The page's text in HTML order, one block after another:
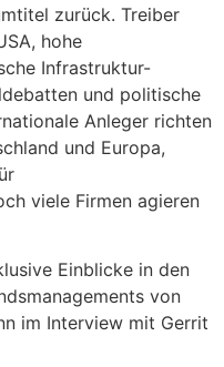
zurück. Treiber
hohe
Infrastruktur-
und politische
Anleger richten
und Europa,
viele Firmen agieren
Einblicke in den
von
im Interview mit Gerrit